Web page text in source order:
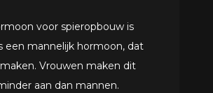
voor spieropbouw is
een mannelijk hormoon, dat
Vrouwen maken dit
aan dan mannen.